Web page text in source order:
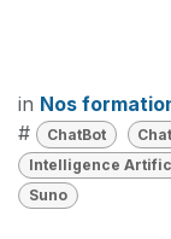
in Nos
#
ChatBot
Intelligence
Suno